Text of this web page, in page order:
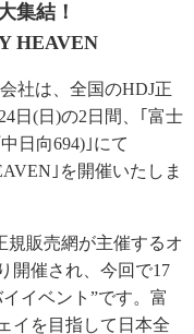
集結！
HEAVEN
社は、全国のHDJ正
日(日)の2日間、｢富士
日向694)｣にて
｣を開催いたしま
規販売網が主催するオ
開催され、今回で17
イベント”です。富
イを目指して日本全